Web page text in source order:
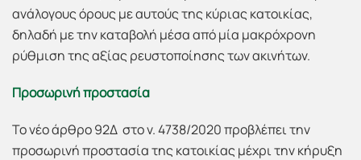
ανάλογους όρους με αυτούς της κύριας κατοικίας,
δηλαδή με την καταβολή μέσα από μία μακρόχρονη
ρύθμιση της αξίας ρευστοποίησης των ακινήτων.
Προσωρινή προστασία
Το νέο άρθρο 92Δ στο ν. 4738/2020 προβλέπει την
προσωρινή προστασία της κατοικίας μέχρι την κήρυξη